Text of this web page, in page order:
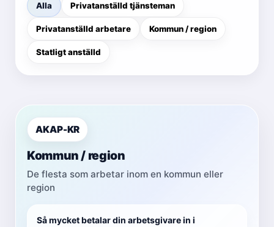
Alla Privatanställd tjänsteman
Privatanställd arbetare Kommun / region
Statligt anställd
AKAP-KR
Kommun / region
De flesta som arbetar inom en kommun eller
region
Så mycket betalar din arbetsgivare in i